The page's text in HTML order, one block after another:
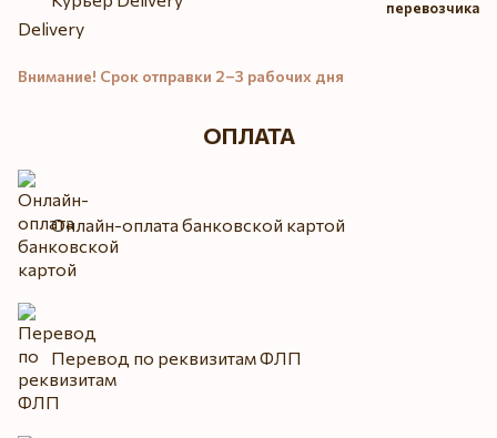
перевозчика
Внимание! Срок отправки 2–3 рабочих дня
ОПЛАТА
Онлайн-оплата банковской картой
Перевод по реквизитам ФЛП